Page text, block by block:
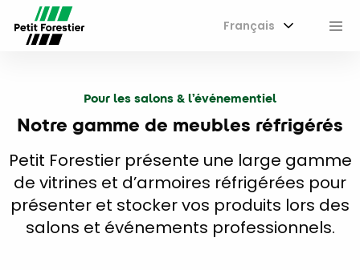
Français
Pour les salons & l’événementiel
Notre gamme de meubles réfrigérés
Petit Forestier présente une large gamme
de vitrines et d’armoires réfrigérées pour
présenter et stocker vos produits lors des
salons et événements professionnels.